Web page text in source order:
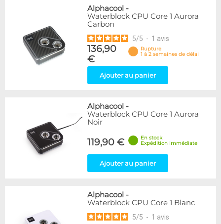
Alphacool -
Waterblock CPU Core 1 Aurora
Carbon
5/5 - 1 avis
136,90
€
Rupture
1 à 2 semaines de délai
Ajouter au panier
Alphacool -
Waterblock CPU Core 1 Aurora
Noir
119,90 €
En stock
Expédition immédiate
Ajouter au panier
Alphacool -
Waterblock CPU Core 1 Blanc
5/5 - 1 avis